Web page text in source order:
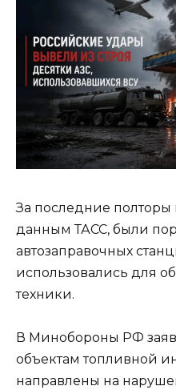
За последние
данным ТАСС, были
автозаправочных
использовались для
техники.
В Минобороны РФ
объектам топливной
направлены на